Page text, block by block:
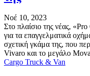
Νοέ 10, 2023
Στο πλαίσιο της νέας,
για τα επαγγελματικά
σχετική γκάμα της, που
Vivaro και το μεγάλο
Cargo Truck & Van